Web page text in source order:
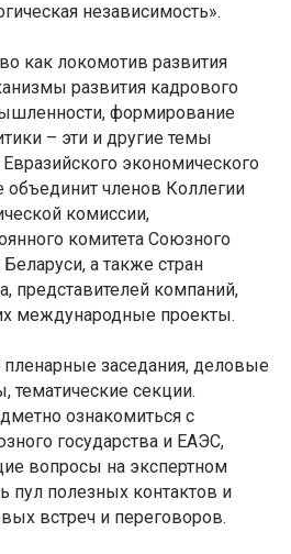
независимость».
как локомотив развития
развития кадрового
формирование
– эти и другие темы
Евразийского экономического
членов Коллегии
комиссии,
комитета Союзного
а также стран
представителей компаний,
международные проекты.
заседания, деловые
тематические секции.
ознакомиться с
государства и ЕАЭС,
вопросы на экспертном
пул полезных контактов и
встреч и переговоров.